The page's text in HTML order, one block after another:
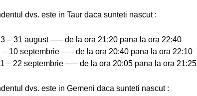
dvs. este in Taur daca sunteti nascut :
– 31 august —– de la ora 21:20 pana la ora 22:40
– 10 septembrie —– de la ora 20:40 pana la ora 22:10
– 22 septembrie —– de la ora 20:05 pana la ora 21:25
dvs. este in Gemeni daca sunteti nascut :